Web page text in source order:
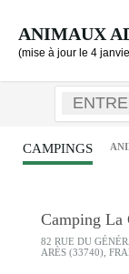
ANIMAUX
(mise à jour le 4
CAMPINGS
Camping La
82 RUE DU
ARÈS (33740),